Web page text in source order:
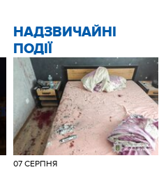
НАДЗВИЧАЙНІ
ПОДІЇ
07 СЕРПНЯ